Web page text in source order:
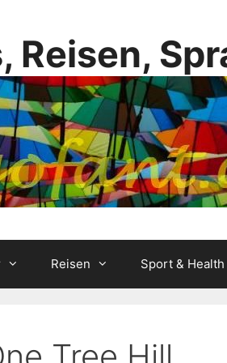
Reisen Sport & Health